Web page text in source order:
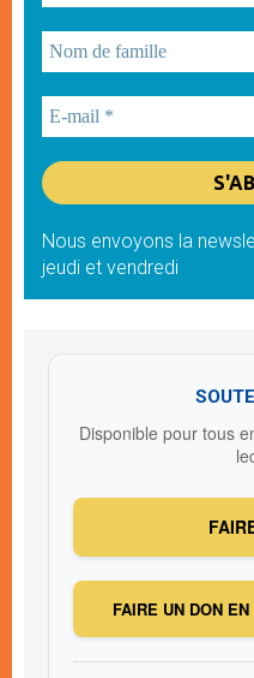
Nous envoyons la
jeudi et vendredi
Disponible pour tous
FAIRE UN DON